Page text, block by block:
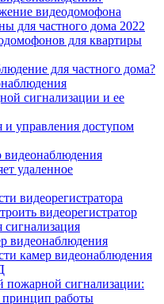
видеодомофона
для частного дома 2022
для квартиры
для частного дома?
сигнализации и ее
управления доступом
видеонаблюдения
удаленное
видеорегистратора
видеорегистратор
сигнализация
видеонаблюдения
камер видеонаблюдения
пожарной сигнализации:
принцип работы